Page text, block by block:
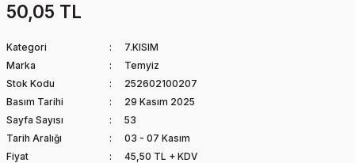
50,05 TL
Kategori
7.KISIM
Marka
Temyiz
Stok Kodu
252602100207
Basım Tarihi
29 Kasım 2025
Sayfa Sayısı
53
Tarih Aralığı
03 - 07 Kasım
Fiyat
45,50 TL + KDV